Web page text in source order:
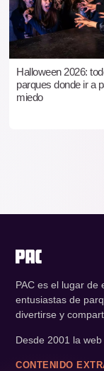
Halloween 2026:
parques donde ir a
miedo
PAC es el lugar de
entusiastas de
divertirse y
Desde 2001 la web
CONTENIDO